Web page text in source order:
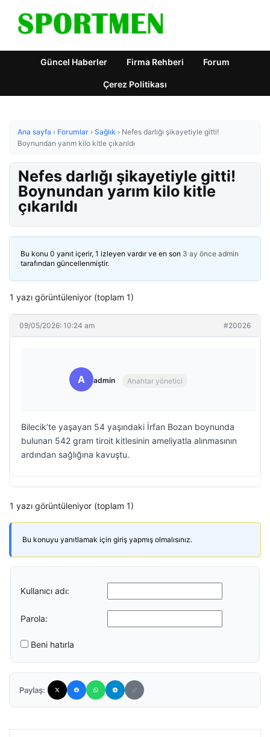
Güncel Haberler Firma Rehberi Forum
Çerez Politikası
Ana sayfa › Forumlar › Sağlık › Nefes darlığı şikayetiyle gitti!
Boynundan yarım kilo kitle çıkarıldı
Nefes darlığı şikayetiyle gitti!
Boynundan yarım kilo kitle
çıkarıldı
Bu konu 0 yanıt içerir, 1 izleyen vardır ve en son 3 ay önce admin
tarafından güncellenmiştir.
1 yazı görüntüleniyor (toplam 1)
09/05/2026: 10:24 am #20026
A admin Anahtar yönetici
Bilecik’te yaşayan 54 yaşındaki İrfan Bozan boynunda
bulunan 542 gram tiroit kitlesinin ameliyatla alınmasının
ardından sağlığına kavuştu.
1 yazı görüntüleniyor (toplam 1)
Bu konuyu yanıtlamak için giriş yapmış olmalısınız.
Kullanıcı adı:
Parola:
Beni hatırla
Paylaş: